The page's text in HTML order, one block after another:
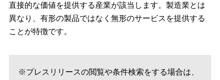
直接的な価値を提供する産業が該当します。製造業とは
異なり、有形の製品ではなく無形のサービスを提供する
ことが特徴です。
※プレスリリースの閲覧や条件検索をする場合は、